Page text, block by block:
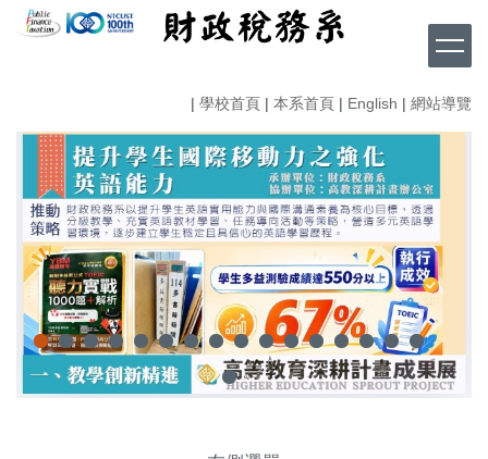
到
容
| 學校首頁 | 本系首頁 | English | 網站導覽